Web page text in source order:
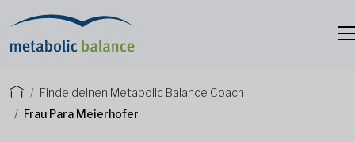
Finde deinen Metabolic Balance Coach
Frau Para Meierhofer